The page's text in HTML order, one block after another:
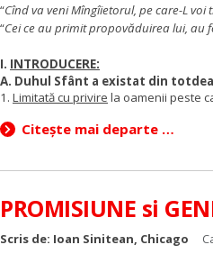
“Cînd va veni Mîngîietorul, pe care-L
“Cei ce au primit propovăduirea lui, au
I. INTRODUCERE:
A. Duhul Sfânt a existat din
1. Limitată cu privire la oamenii peste
Citește mai departe …
PROMISIUNE si
Scris de: Ioan Sinitean, Chicago